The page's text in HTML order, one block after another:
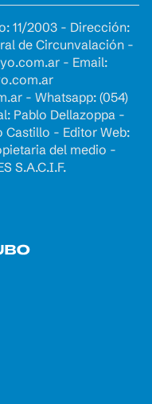
11/2003 - Dirección:
de Circunvalación -
- Email:
- Whatsapp: (054)
Pablo Dellazoppa -
Castillo - Editor Web:
del medio -
S.A.C.I.F.